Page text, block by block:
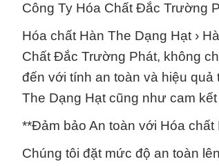
Công Ty Hóa Chất Đắc Trường
Hóa chất Hàn The Dạng Hạt ›
Chất Đắc Trường Phát, không
đến với tính an toàn và hiệu quả
The Dạng Hạt cũng như cam
**Đảm bảo An toàn với Hóa chất
Chúng tôi đặt mức độ an toàn